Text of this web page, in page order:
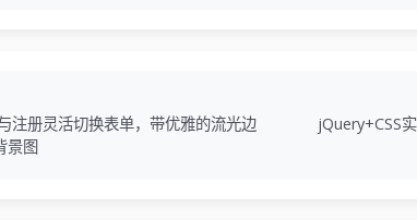
注册灵活切换表单，带优雅的流光边
景图
jQuery+CSS